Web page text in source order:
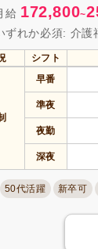
准看護師
作業療法士
あん摩マ
きゅう師(6)
調理師(50)
自動車免許
認知症介護
助産師(7)
給 172,800~
ずれか必須: 介護
シフト
早番
準夜
夜勤
深夜
50代活躍 新卒可